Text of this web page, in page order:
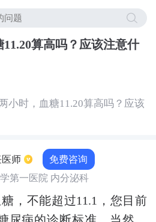
算高吗？应该注意什
小时，血糖11.20算高吗？应该
师 免费咨询
第一医院 内分泌科
，不能超过11.1，您目前